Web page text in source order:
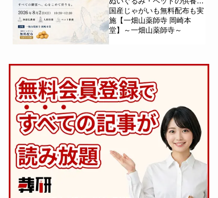
国産じゃがいも無料配布も実
施【一畑山薬師寺 岡崎本
堂】～一畑山薬師寺～